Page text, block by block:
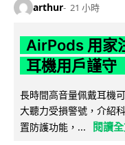
arthur 21 小時
AirPods 用家
耳機用戶謹
長時間高音量佩戴耳機
大聽力受損警號，介紹
置防護功能，...
閱讀